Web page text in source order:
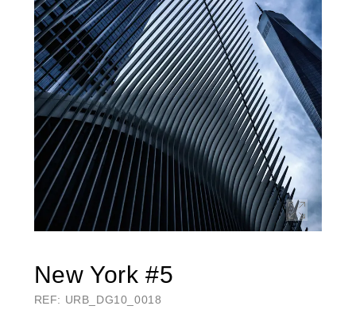
New York #5
REF: URB_DG10_0018